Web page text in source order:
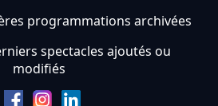
programmations archivées
spectacles ajoutés ou
modifiés